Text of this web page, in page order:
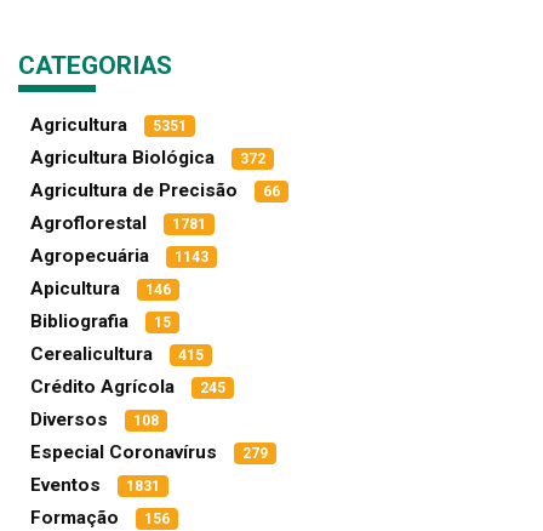
CATEGORIAS
Agricultura 5351
Agricultura Biológica 372
Agricultura de Precisão 66
Agroflorestal 1781
Agropecuária 1143
Apicultura 146
Bibliografia 15
Cerealicultura 415
Crédito Agrícola 245
Diversos 108
Especial Coronavírus 279
Eventos 1831
Formação 156